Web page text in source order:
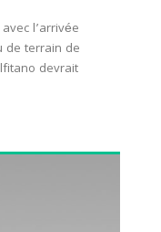
l’arrivée
de terrain de
devrait